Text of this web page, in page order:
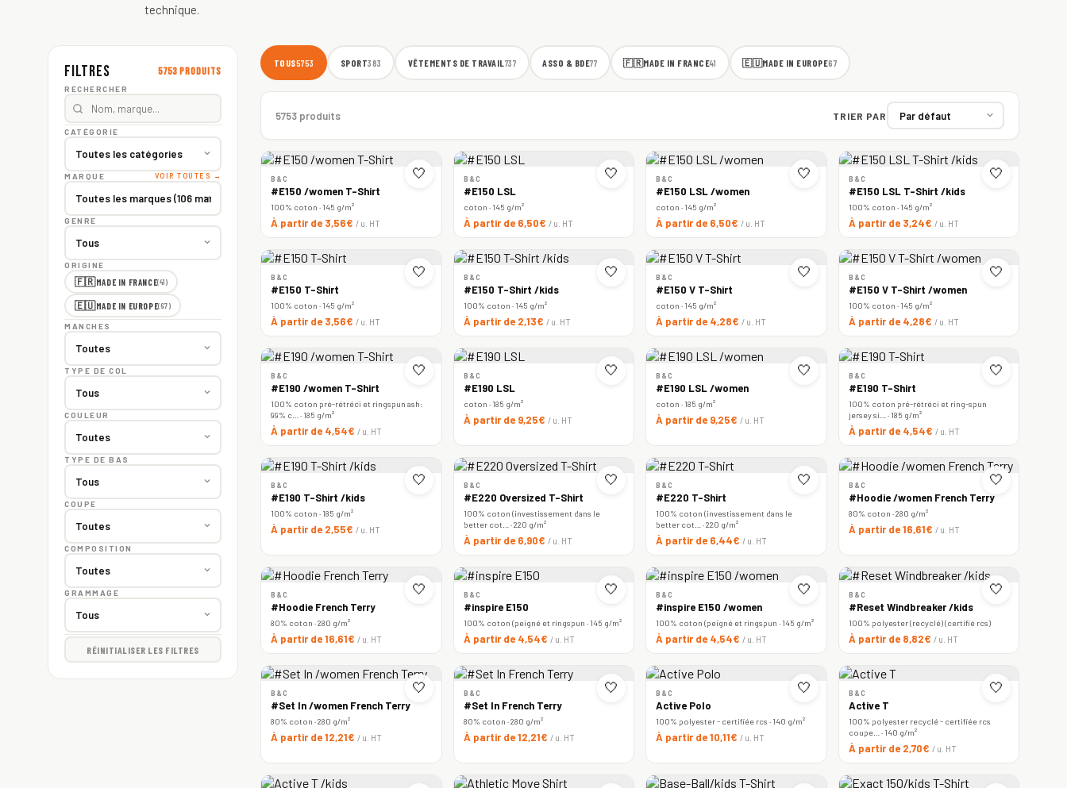
technique.
Filtres 5753 produits
RECHERCHER
CATÉGORIE
MARQUE VOIR TOUTES →
GENRE
ORIGINE
🇫🇷MADE IN FRANCE(41)
🇪🇺MADE IN EUROPE(67)
MANCHES
TYPE DE COL
COULEUR
TYPE DE BAS
COUPE
COMPOSITION
GRAMMAGE
RÉINITIALISER LES FILTRES
TOUS5753 SPORT383 VÊTEMENTS DE TRAVAIL737 ASSO & BDE77 🇫🇷MADE IN FRANCE41 🇪🇺MADE IN EUROPE67
5753 produits TRIER PAR
🤍
B&C
#E150 /women T-Shirt
100% coton · 145 g/m²
À partir de 3,56€ / u. HT
🤍
B&C
#E150 LSL
coton · 145 g/m²
À partir de 6,50€ / u. HT
🤍
B&C
#E150 LSL /women
coton · 145 g/m²
À partir de 6,50€ / u. HT
🤍
B&C
#E150 LSL T-Shirt /kids
100% coton · 145 g/m²
À partir de 3,24€ / u. HT
🤍
B&C
#E150 T-Shirt
100% coton · 145 g/m²
À partir de 3,56€ / u. HT
🤍
B&C
#E150 T-Shirt /kids
100% coton · 145 g/m²
À partir de 2,13€ / u. HT
🤍
B&C
#E150 V T-Shirt
coton · 145 g/m²
À partir de 4,28€ / u. HT
🤍
B&C
#E150 V T-Shirt /women
100% coton · 145 g/m²
À partir de 4,28€ / u. HT
🤍
B&C
#E190 /women T-Shirt
100% coton pré-rétréci et ringspun ash:
99% c… · 185 g/m²
À partir de 4,54€ / u. HT
🤍
B&C
#E190 LSL
coton · 185 g/m²
À partir de 9,25€ / u. HT
🤍
B&C
#E190 LSL /women
coton · 185 g/m²
À partir de 9,25€ / u. HT
🤍
B&C
#E190 T-Shirt
100% coton pré-rétréci et ring-spun
jersey si… · 185 g/m²
À partir de 4,54€ / u. HT
🤍
B&C
#E190 T-Shirt /kids
100% coton · 185 g/m²
À partir de 2,55€ / u. HT
🤍
B&C
#E220 Oversized T-Shirt
100% coton (investissement dans le
better cot… · 220 g/m²
À partir de 6,90€ / u. HT
🤍
B&C
#E220 T-Shirt
100% coton (investissement dans le
better cot… · 220 g/m²
À partir de 6,44€ / u. HT
🤍
B&C
#Hoodie /women French Terry
80% coton · 280 g/m²
À partir de 16,61€ / u. HT
🤍
B&C
#Hoodie French Terry
80% coton · 280 g/m²
À partir de 16,61€ / u. HT
🤍
B&C
#inspire E150
100% coton (peigné et ringspun · 145 g/m²
À partir de 4,54€ / u. HT
🤍
B&C
#inspire E150 /women
100% coton (peigné et ringspun · 145 g/m²
À partir de 4,54€ / u. HT
🤍
B&C
#Reset Windbreaker /kids
100% polyester (recyclé) (certifié rcs)
À partir de 8,82€ / u. HT
🤍
B&C
#Set In /women French Terry
80% coton · 280 g/m²
À partir de 12,21€ / u. HT
🤍
B&C
#Set In French Terry
80% coton · 280 g/m²
À partir de 12,21€ / u. HT
🤍
B&C
Active Polo
100% polyester - certifiée rcs · 140 g/m²
À partir de 10,11€ / u. HT
🤍
B&C
Active T
100% polyester recyclé - certifiée rcs
coupe… · 140 g/m²
À partir de 2,70€ / u. HT